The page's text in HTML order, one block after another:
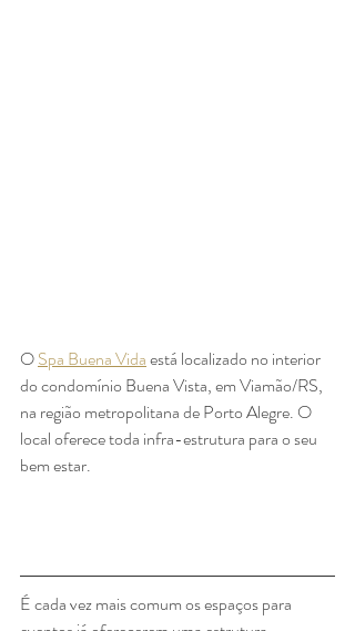
O Spa Buena Vida está localizado no interior
do condomínio Buena Vista, em Viamão/RS,
na região metropolitana de Porto Alegre. O
local oferece toda infra-estrutura para o seu
bem estar.
É cada vez mais comum os espaços para